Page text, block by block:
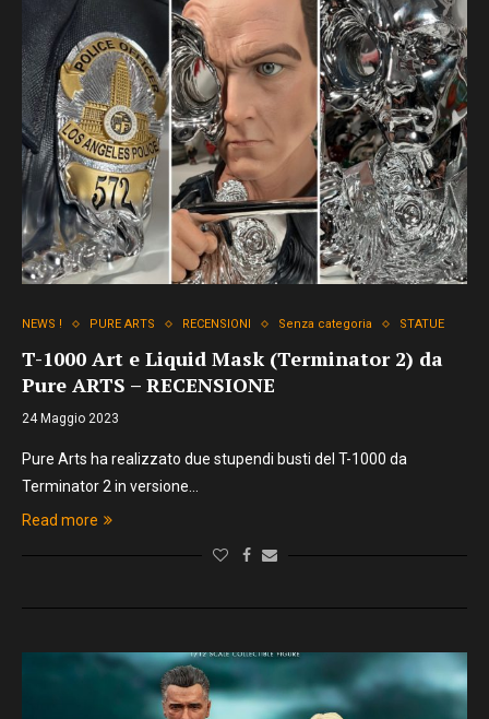
NEWS ! PURE ARTS RECENSIONI Senza categoria STATUE
T-1000 Art e Liquid Mask (Terminator 2) da
Pure ARTS – RECENSIONE
24 Maggio 2023
Pure Arts ha realizzato due stupendi busti del T-1000 da
Terminator 2 in versione…
Read more